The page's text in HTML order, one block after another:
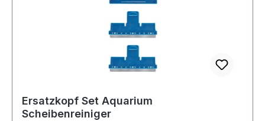
Ersatzkopf Set Aquarium
Scheibenreiniger